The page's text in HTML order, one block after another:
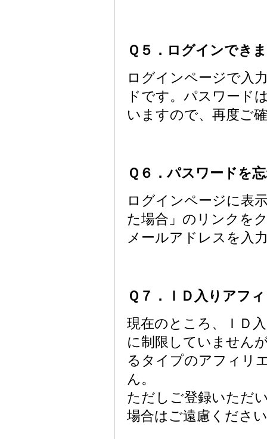
Ｑ５．ログインでき
ログインページで入
ドです。パスワード
いますので、再度ご
Ｑ６．パスワードを
ログインページに表
た場合」のリンクを
メールアドレスを入
Ｑ７．ＩＤ入りアフ
現在のところ、ＩＤ
に制限していません
るタイプのアフィリ
ん。
ただしご登録いただ
場合はご遠慮くださ